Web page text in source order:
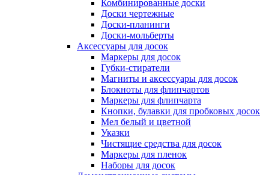
Комбинированные доски
Доски чертежные
Доски-планинги
Доски-мольберты
Аксессуары для досок
Маркеры для досок
Губки-стиратели
Магниты и аксессуары для досок
Блокноты для флипчартов
Маркеры для флипчарта
Кнопки, булавки для пробковых досок
Мел белый и цветной
Указки
Чистящие средства для досок
Маркеры для пленок
Наборы для досок